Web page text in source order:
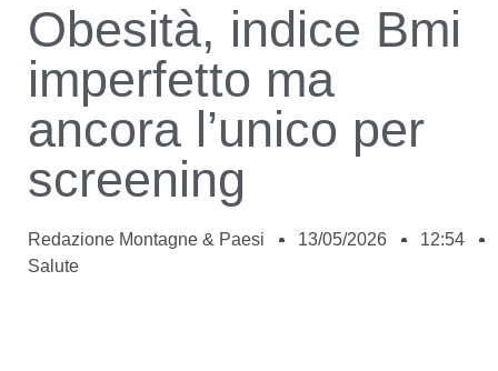
Obesità, indice Bmi
imperfetto ma
ancora l’unico per
screening
Redazione Montagne & Paesi 13/05/2026
12:54
Salute